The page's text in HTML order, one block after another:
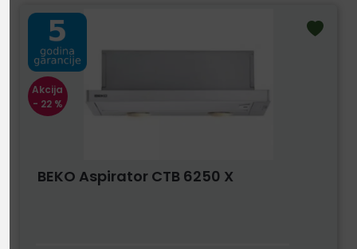
Akcija
- 22 %
BEKO Aspirator CTB 6250 X